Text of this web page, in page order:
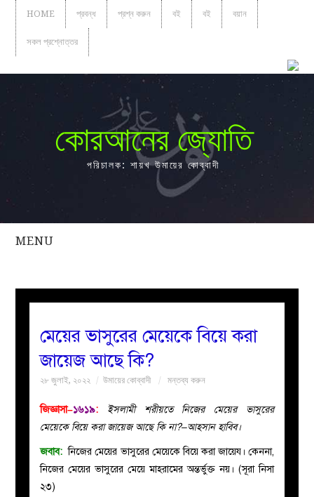
HOME প্রবন্ধ প্রশ্ন করুন বই বই বয়ান
সকল প্রশ্নোত্তর
কোরআনের জ্যোতি
পরিচালক: শায়খ উমায়ের কোব্বাদী
MENU
সকল
নারীদের
ইসলাহী
মজলিস
মেয়ের ভাসুরের মেয়েকে বিয়ে করা
জায়েজ আছে কি?
২৮ জুলাই, ২০২২ উমায়ের কোব্বাদী মন্তব্য করুন
জিজ্ঞাসা–১৬১৯: ইসলামী শরীয়তে নিজের মেয়ের ভাসুরের
মেয়েকে বিয়ে করা জায়েজ আছে কি না?–আহসান হাবিব।
জবাব: নিজের মেয়ের ভাসুরের মেয়েকে বিয়ে করা জায়েয। কেননা,
নিজের মেয়ের ভাসুরের মেয়ে মাহরামের অন্তর্ভুক্ত নয়। (সূরা নিসা
২৩)